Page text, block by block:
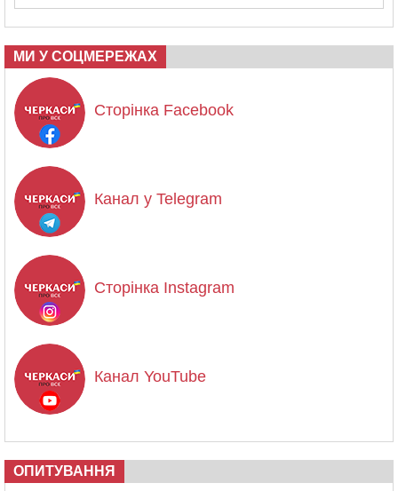
МИ У СОЦМЕРЕЖАХ
Сторінка Facebook
Канал у Telegram
Сторінка Instagram
Канал YouTube
ОПИТУВАННЯ